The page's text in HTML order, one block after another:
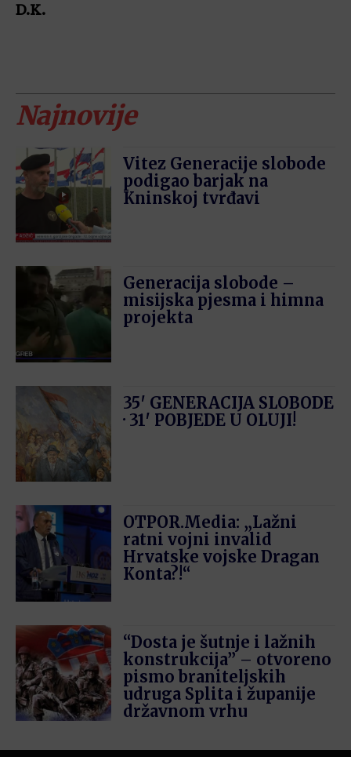
D.K.
Najnovije
Vitez Generacije slobode
podigao barjak na
Kninskoj tvrđavi
Generacija slobode –
misijska pjesma i himna
projekta
35′ GENERACIJA SLOBODE
· 31′ POBJEDE U OLUJI!
OTPOR.Media: „Lažni
ratni vojni invalid
Hrvatske vojske Dragan
Konta?!“
“Dosta je šutnje i lažnih
konstrukcija” – otvoreno
pismo braniteljskih
udruga Splita i županije
državnom vrhu